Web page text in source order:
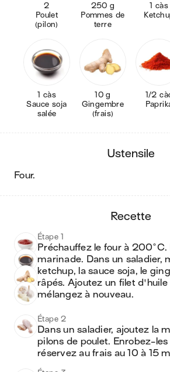
2
Poulet
(pilon)
250 g
Pommes de
terre
1 càs
1 càs
Sauce soja
salée
10 g
Gingembre
(frais)
1/2
ustensile
four.
recette
Étape 1
Préchauffez le four à 200°C.
marinade. Dans un saladier,
ketchup, la sauce soja, le
râpés. Ajoutez un filet
mélangez à nouveau.
Étape 2
Dans un saladier, ajoutez la
pilons de poulet. Enrobez-
réservez au frais au 10 à 15